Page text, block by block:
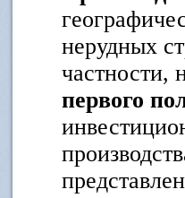
нерудных
частности,
первого